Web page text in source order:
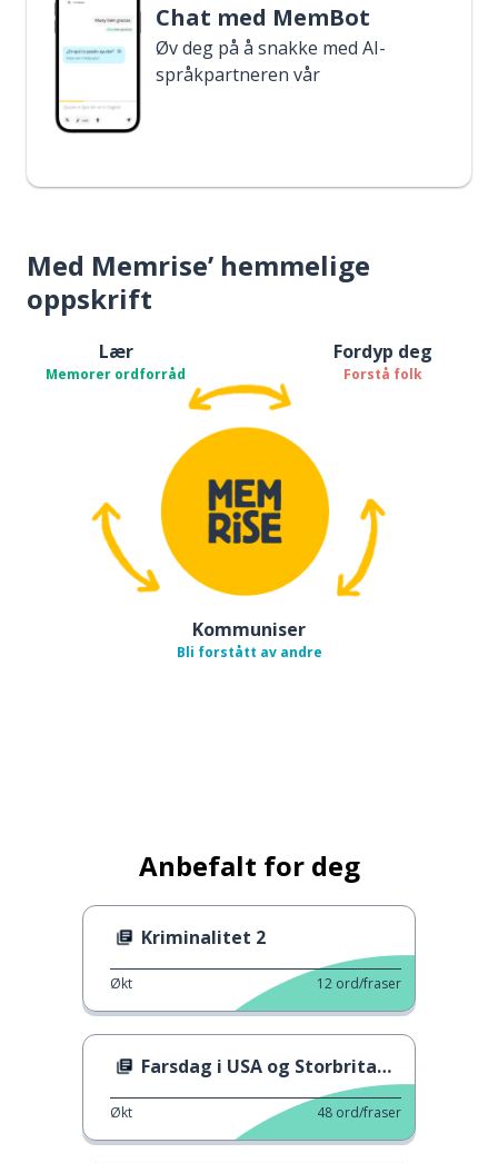
Chat med MemBot
Øv deg på å snakke med AI-
språkpartneren vår
Med Memrise’ hemmelige
oppskrift
Lær
Memorer ordforråd
Fordyp deg
Forstå folk
Kommuniser
Bli forstått av andre
Anbefalt for deg
Kriminalitet 2
Økt 12 ord/fraser
Farsdag i USA og Storbritannia
Økt 48 ord/fraser